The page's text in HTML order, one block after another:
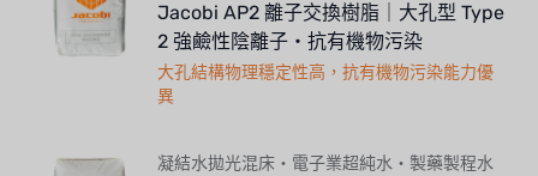
Jacobi AP2 離子交換樹脂｜大孔型 Type
2 強鹼性陰離子・抗有機物污染
大孔結構物理穩定性高，抗有機物污染能力優
異
凝結水拋光混床・電子業超純水・製藥製程水